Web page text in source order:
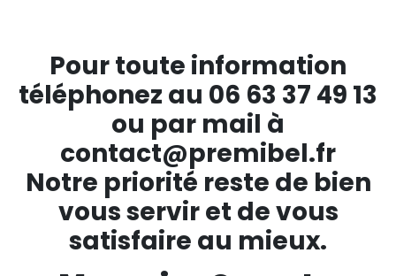
Pour toute information
téléphonez au 06 63 37 49 13
ou par mail à
contact@premibel.fr
Notre priorité reste de bien
vous servir et de vous
satisfaire au mieux.